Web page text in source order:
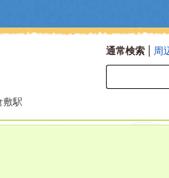
通常検索 周
敷駅